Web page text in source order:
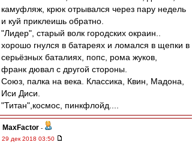
камуфляж, крюк отрывался через пару недель
и куй приклеишь обратно.
"Лидер", старый волк городских окраин..
хорошо гнулся в батареях и ломался в щепки в
серьёзных баталиях, попс, рома жуков,
франк дювал с другой стороны.
Союз, палка на века. Классика, Квин, Мадона,
Иси Диси.
"Титан",космос, пинкфлойд....
MaxFactor -
29 дек 2018 03:50